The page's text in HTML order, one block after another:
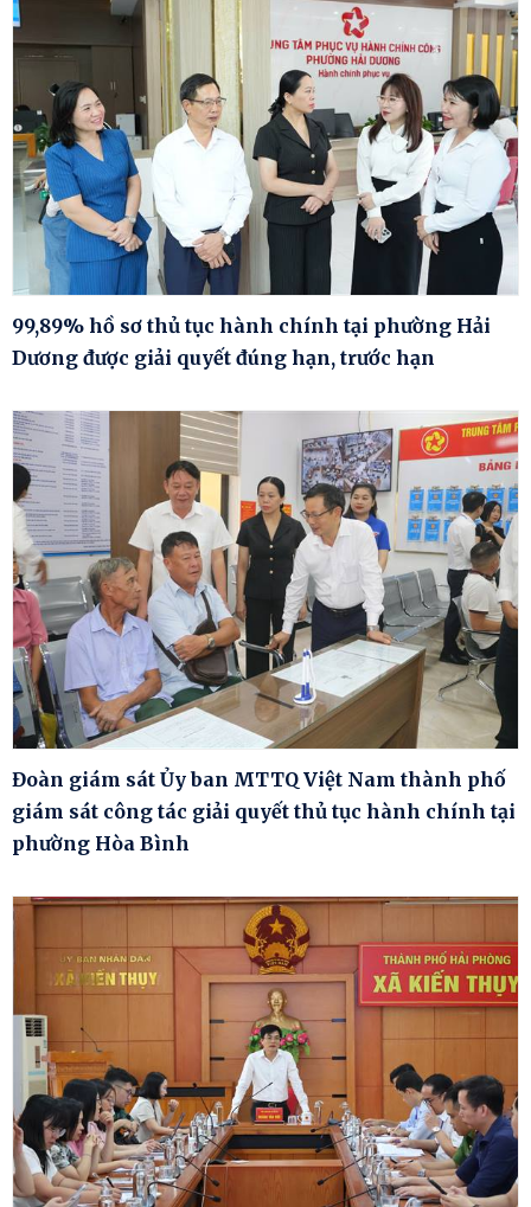
99,89% hồ sơ thủ tục hành chính tại phường Hải
Dương được giải quyết đúng hạn, trước hạn
Đoàn giám sát Ủy ban MTTQ Việt Nam thành phố
giám sát công tác giải quyết thủ tục hành chính tại
phường Hòa Bình